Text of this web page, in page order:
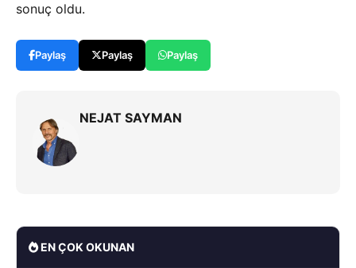
sonuç oldu.
Paylaş Paylaş Paylaş
NEJAT SAYMAN
EN ÇOK OKUNAN